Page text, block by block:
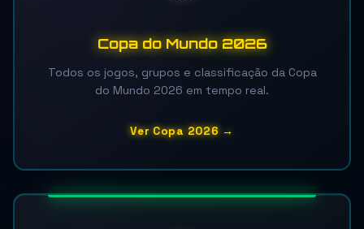
Copa do Mundo 2026
Todos os jogos, grupos e classificação da Copa
do Mundo 2026 em tempo real.
Ver Copa 2026 →